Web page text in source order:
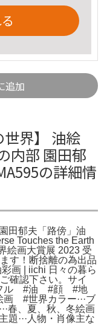
追加
界】 油絵
内部 園田郁
の詳細情
田郁夫「路傍」油
Touches the Earth
絵画大賞展 2023 受
す！断捨離の為出品
画 | iichi 日々の暮ら
確認下さい。サイ
フル #油 #顔 #地
#世界カラー···ブ
春、夏、秋、冬絵画
題···人物・肖像主な